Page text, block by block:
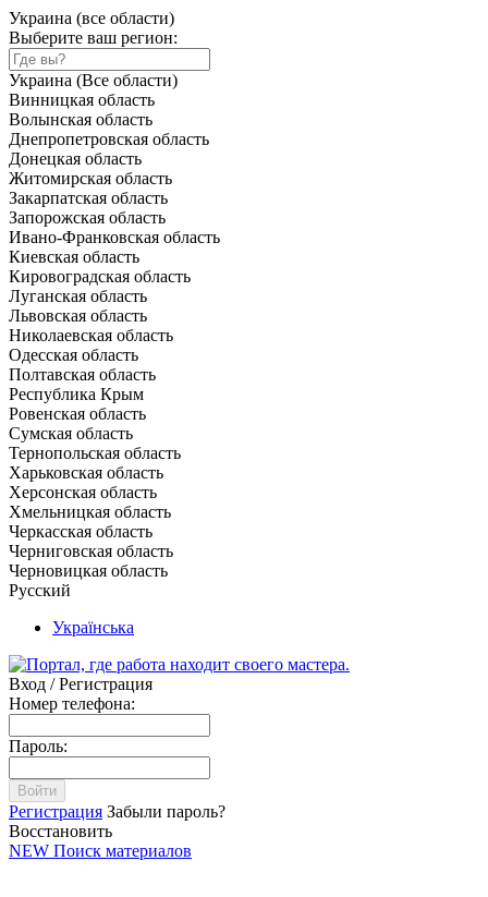
Украина (все области)
Выберите ваш регион:
Украина (Все области)
Винницкая область
Волынская область
Днепропетровская область
Донецкая область
Житомирская область
Закарпатская область
Запорожская область
Ивано-Франковская область
Киевская область
Кировоградская область
Луганская область
Львовская область
Николаевская область
Одесская область
Полтавская область
Республика Крым
Ровенская область
Сумская область
Тернопольская область
Харьковская область
Херсонская область
Хмельницкая область
Черкасская область
Черниговская область
Черновицкая область
Русский
Українська
Вход / Регистрация
Номер телефона:
Пароль:
Войти
Регистрация Забыли пароль?
Восстановить
NEW Поиск материалов